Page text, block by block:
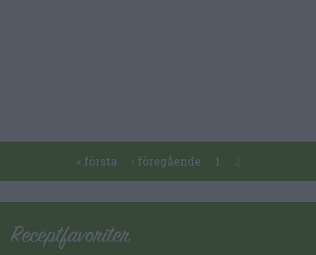
Pages
« första
‹ föregående 1